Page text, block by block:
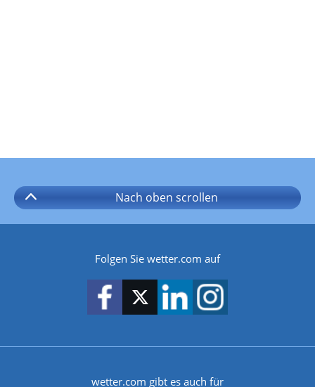
Nach oben scrollen
Folgen Sie wetter.com auf
wetter.com gibt es auch für